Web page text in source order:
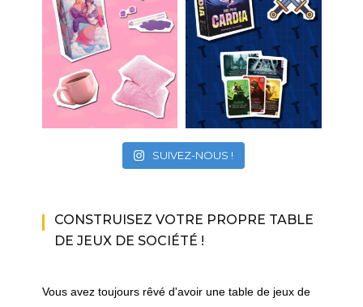
SUIVEZ-NOUS !
CONSTRUISEZ VOTRE PROPRE TABLE
DE JEUX DE SOCIÉTÉ !
Vous avez toujours rêvé d'avoir une table de jeux de